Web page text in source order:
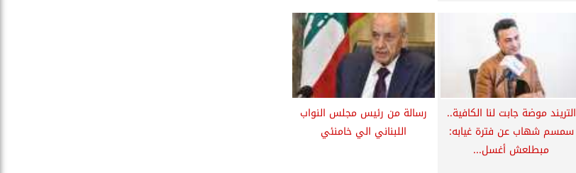
التريند موضة جابت لنا الكافية..
سمسم شهاب عن فترة غيابه:
مبطلعش أغسل...
رسالة من رئيس مجلس النواب
اللبناني الي خامنئي